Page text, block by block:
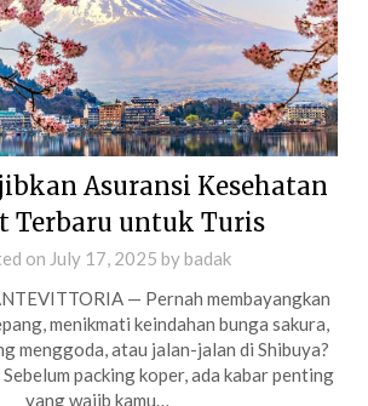
Asuransi Kesehatan
Terbaru untuk Turis
on July 17, 2025 bybadak
— Pernah membayangkan
menikmati keindahan bunga sakura,
menggoda, atau jalan-jalan di Shibuya?
packing koper, ada kabar penting
yang wajib kamu…